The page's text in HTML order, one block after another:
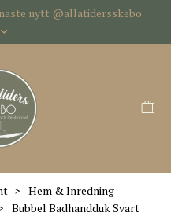
nytt @allatidersskebo
Hem & Inredning
Bubbel Badhandduk Svart